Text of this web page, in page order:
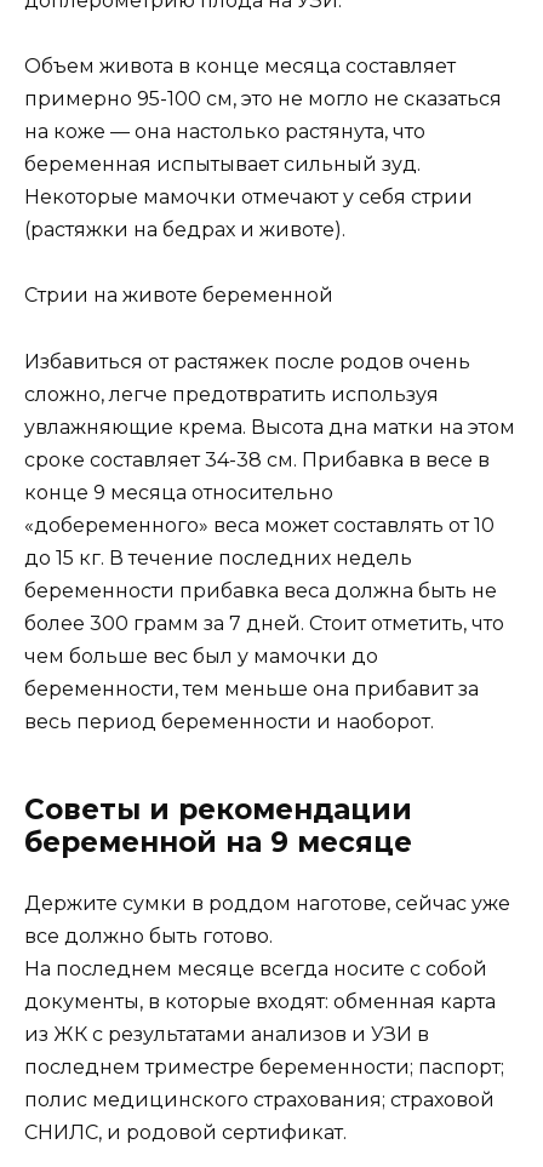
Объем живота в конце месяца составляет
примерно 95-100 см, это не могло не сказаться
на коже — она настолько растянута, что
беременная испытывает сильный зуд.
Некоторые мамочки отмечают у себя стрии
(растяжки на бедрах и животе).
Стрии на животе беременной
Избавиться от растяжек после родов очень
сложно, легче предотвратить используя
увлажняющие крема. Высота дна матки на этом
сроке составляет 34-38 см. Прибавка в весе в
конце 9 месяца относительно
«добеременного» веса может составлять от 10
до 15 кг. В течение последних недель
беременности прибавка веса должна быть не
более 300 грамм за 7 дней. Стоит отметить, что
чем больше вес был у мамочки до
беременности, тем меньше она прибавит за
весь период беременности и наоборот.
Советы и рекомендации
беременной на 9 месяце
Держите сумки в роддом наготове, сейчас уже
все должно быть готово.
На последнем месяце всегда носите с собой
документы, в которые входят: обменная карта
из ЖК с результатами анализов и УЗИ в
последнем триместре беременности; паспорт;
полис медицинского страхования; страховой
СНИЛС, и родовой сертификат.